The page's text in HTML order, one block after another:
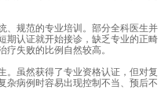
规范的专业培训。部分全科医生并
期认证就开始接诊，缺乏专业的正畸
失败的比例自然较高。
虽然获得了专业资格认证，但对复
杂病例时容易出现控制不当、预后不